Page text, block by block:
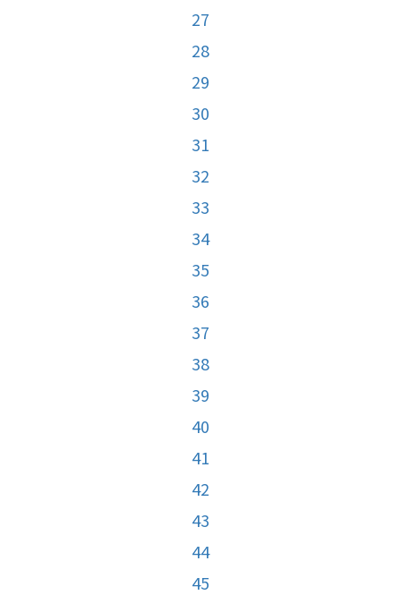
27
28
29
30
31
32
33
34
35
36
37
38
39
40
41
42
43
44
45